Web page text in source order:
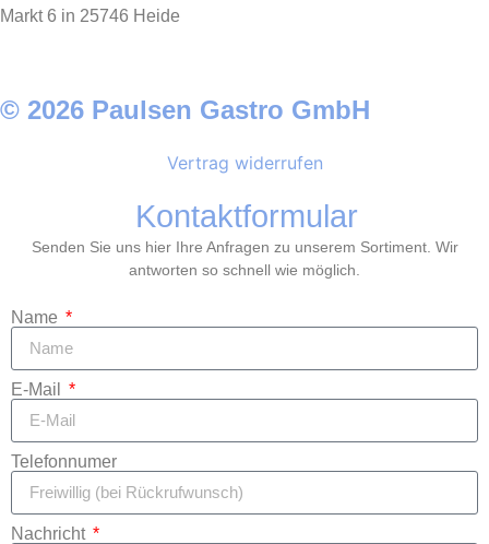
Markt 6 in 25746 Heide
© 2026 Paulsen Gastro GmbH
Vertrag widerrufen
Kontaktformular
Senden Sie uns hier Ihre Anfragen zu unserem Sortiment. Wir
antworten so schnell wie möglich.
Name
E-Mail
Telefonnumer
Nachricht